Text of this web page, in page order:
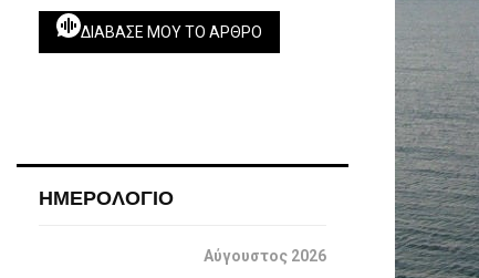
ΔΙΆΒΑΣΕ ΜΟΥ ΤΟ ΆΡΘΡΟ
ΗΜΕΡΟΛΟΓΙΟ
Αύγουστος 2026